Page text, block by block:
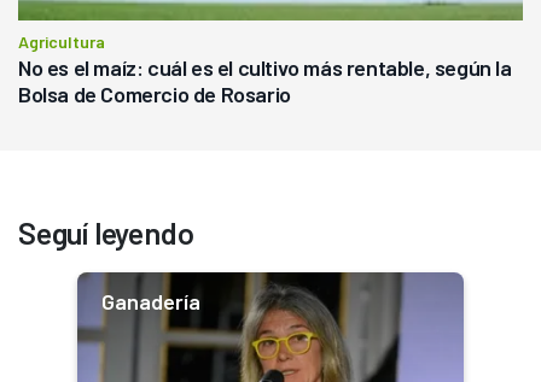
Agricultura
No es el maíz: cuál es el cultivo más rentable, según la
Bolsa de Comercio de Rosario
Seguí leyendo
Ganadería